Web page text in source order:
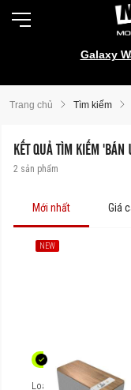
Galaxy
Trang chủ Tìm kiếm
KẾT QUẢ TÌM KIẾM
2 sản phẩm
Mới nhất Giá
NEW
Loa di động Klipsch